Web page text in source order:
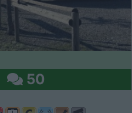
50